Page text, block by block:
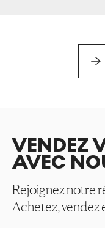
VENDEZ
AVEC
Rejoignez notre
Achetez, vendez